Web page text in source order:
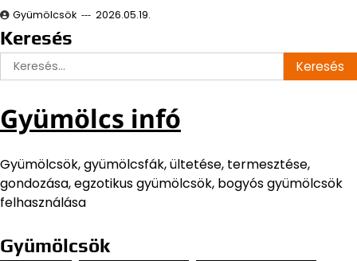
Gyümölcsök 2026.05.19.
Keresés
Keresés:
Gyümölcs infó
Gyümölcsök, gyümölcsfák, ültetése, termesztése,
gondozása, egzotikus gyümölcsök, bogyós gyümölcsök
felhasználása
Gyümölcsök